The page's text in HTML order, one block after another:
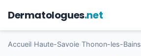
Dermatologues.net
Accueil Haute-Savoie Thonon-les-Bains